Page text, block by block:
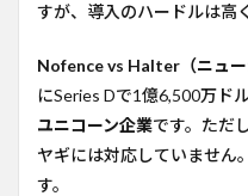
すが、導入のハードルは高
Nofence vs Halter（ニュー
にSeries Dで1億6,500万ド
ユニコーン企業です。ただ
ヤギには対応していません
す。